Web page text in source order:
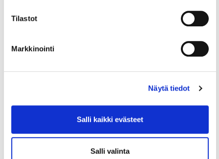
Tilastot
Markkinointi
Näytä tiedot
Salli kaikki evästeet
Salli valinta
Pulaa sairaanhoitajista,
ylitarjontaa myyjistä –
Ennakointikamarin katsauksessa